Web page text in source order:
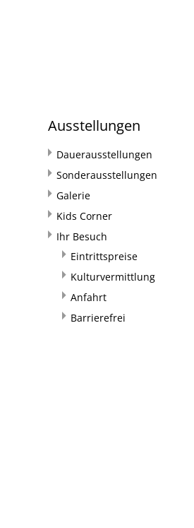
Ausstellungen
Dauerausstellungen
Sonderausstellungen
Galerie
Kids Corner
Ihr Besuch
Eintrittspreise
Kulturvermittlung
Anfahrt
Barrierefrei